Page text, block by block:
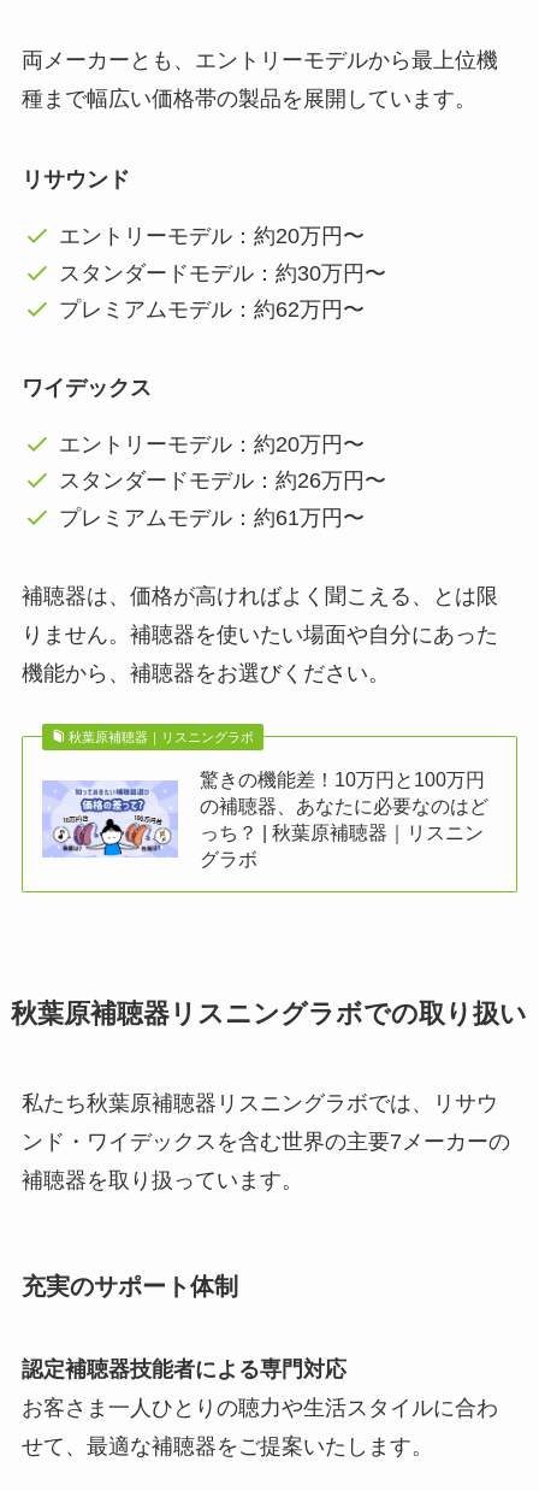
両メーカーとも、エントリーモデルから最上位機
種まで幅広い価格帯の製品を展開しています。
リサウンド
エントリーモデル：約20万円〜
スタンダードモデル：約30万円〜
プレミアムモデル：約62万円〜
ワイデックス
エントリーモデル：約20万円〜
スタンダードモデル：約26万円〜
プレミアムモデル：約61万円〜
補聴器は、価格が高ければよく聞こえる、とは限
りません。補聴器を使いたい場面や自分にあった
機能から、補聴器をお選びください。
秋葉原補聴器｜リスニングラボ
驚きの機能差！10万円と100万円
の補聴器、あなたに必要なのはど
っち？ | 秋葉原補聴器｜リスニン
グラボ
秋葉原補聴器リスニングラボでの取り扱い
私たち秋葉原補聴器リスニングラボでは、リサウ
ンド・ワイデックスを含む世界の主要7メーカーの
補聴器を取り扱っています。
充実のサポート体制
認定補聴器技能者による専門対応
お客さま一人ひとりの聴力や生活スタイルに合わ
せて、最適な補聴器をご提案いたします。